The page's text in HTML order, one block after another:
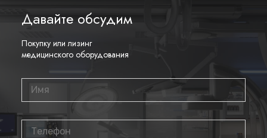
Давайте обсудим
Покупку или лизинг
медицинского оборудования